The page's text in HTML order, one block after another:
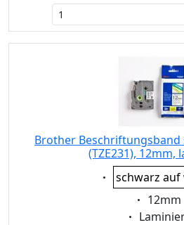
Brother Beschriftungsband
(TZE231), 12mm,
Eigenschaft:
schwarz auf
12mm